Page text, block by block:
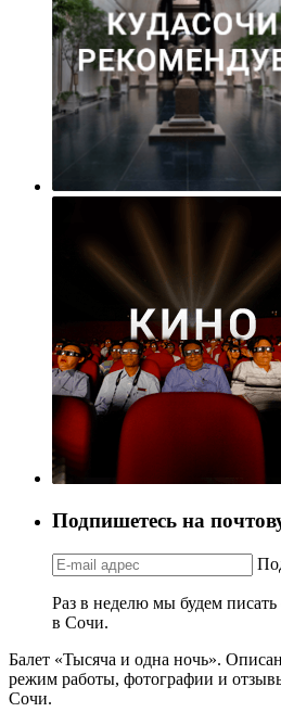
Подпишетесь на
Раз в неделю мы будем
в Сочи.
Балет «Тысяча и одна ночь».
режим работы, фотографии и
Сочи.